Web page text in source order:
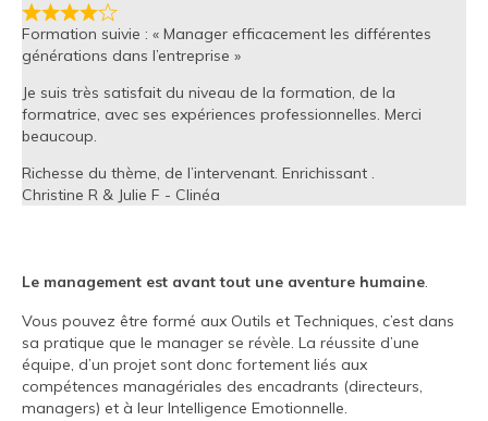
Formation suivie : « Manager efficacement les différentes
générations dans l’entreprise »
Je suis très satisfait du niveau de la formation, de la
formatrice, avec ses expériences professionnelles. Merci
beaucoup.
Richesse du thème, de l’intervenant. Enrichissant .
Christine R & Julie F - Clinéa
Le management est avant tout une aventure humaine.
Vous pouvez être formé aux Outils et Techniques, c’est dans
sa pratique que le manager se révèle. La réussite d’une
équipe, d’un projet sont donc fortement liés aux
compétences managériales des encadrants (directeurs,
managers) et à leur Intelligence Emotionnelle.